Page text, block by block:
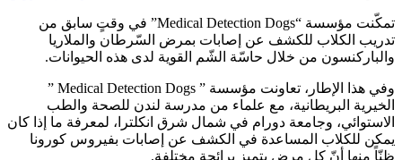
تمكّنت مؤسسة “Medical Detection Dogs” في وقتٍ سابق من
تدريب الكلاب للكشف عن إصابات بمرض السّرطان والملاريا
والباركنسون من خلال حاسّة الشّم القوية لدى هذه الحيوانات.
وفي هذا الإطار، تعاونت مؤسسة ” Medical Detection Dogs ”
الخيرية البريطانية، مع علماء من مدرسة لندن للصحة والطب
الاستوائي، وجامعة دورام في شمال شرق انكلترا، لمعرفة ما إذا كان
يمكن للكلاب المساعدة في الكشف عن إصابات بفيروس كورونا
ظنّاً منها أنّ كل مرض يتميز برائحة مختلفة.